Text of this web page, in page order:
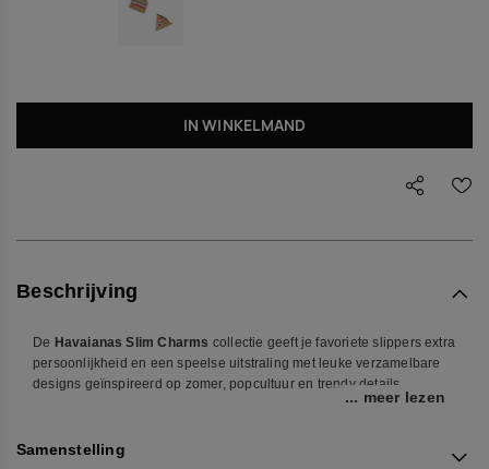
IN WINKELMAND
Beschrijving
De Havaianas Slim Charms collectie geeft je favoriete slippers extra
persoonlijkheid en een speelse uitstraling met leuke verzamelbare
designs geïnspireerd op zomer, popcultuur en trendy details.
personaliseren, zijn deze lichte charms makkelijk te bevestigen en
... meer lezen
Samenstelling